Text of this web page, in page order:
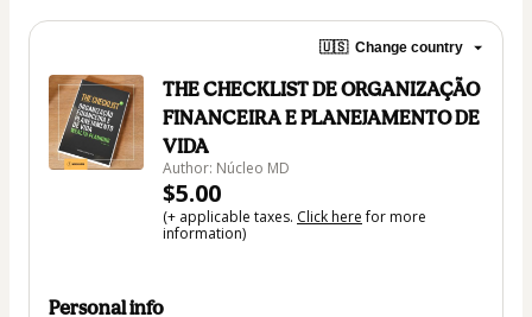
🇺🇸 Change country
THE CHECKLIST DE ORGANIZAÇÃO
FINANCEIRA E PLANEJAMENTO DE
VIDA
Author: Núcleo MD
$5.00
(+ applicable taxes. Click herefor more
information)
Personal info